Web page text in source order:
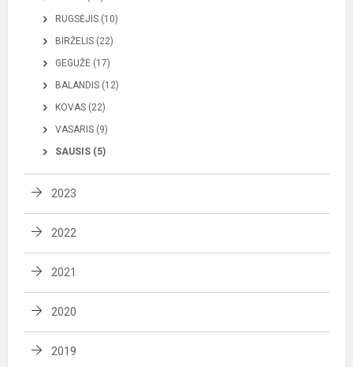
RUGSĖJIS (10)
BIRŽELIS (22)
GEGUŽĖ (17)
BALANDIS (12)
KOVAS (22)
VASARIS (9)
SAUSIS (5)
2023
2022
2021
2020
2019